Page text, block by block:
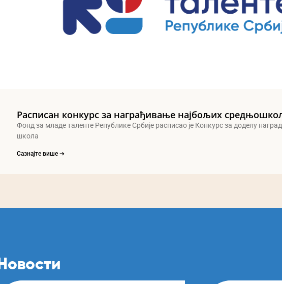
Расписан конкурс за награђивање најбољих
Фонд за младе таленте Републике Србије расписао је Конкурс за доделу
школа
Сазнајте више ➔
Новости